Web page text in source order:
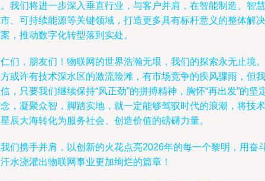
我们将进一步深入垂直行业，与客户并肩，在智能制造、智慧
、可持续能源等关键领域，打造更多具有标杆意义的整体解决
，推动数字化转型落到实处。
们，朋友们！物联网的世界浩瀚无垠，我们的探索永无止境。
或许有技术深水区的激流险滩，有市场竞争的疾风骤雨，但我
，只要我们继续保持“风正劲”的拼搏精神，胸怀“再出发”的坚
，凝聚众智，脚踏实地，就一定能够驾驭时代的浪潮，将技术
辰大海转化为服务社会、创造价值的磅礴力量。
们携手并肩，以创新的火花点亮2026年的每一个黎明，用奋
水浇灌出物联网事业更加绚烂的篇章！